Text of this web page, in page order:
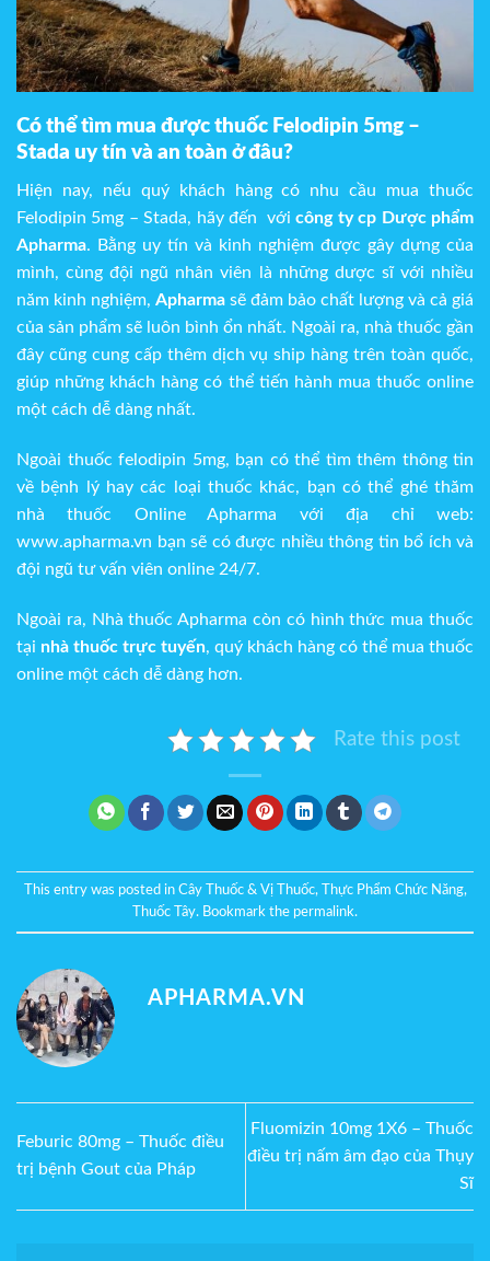
Có thể tìm mua được thuốc Felodipin 5mg –
Stada uy tín và an toàn ở đâu?
Hiện nay, nếu quý khách hàng có nhu cầu mua thuốc
Felodipin 5mg – Stada, hãy đến vớicông ty cp Dược phẩm
Apharma. Bằng uy tín và kinh nghiệm được gây dựng của
mình, cùng đội ngũ nhân viên là những dược sĩ với nhiều
năm kinh nghiệm, Apharma sẽ đảm bảo chất lượng và cả giá
của sản phẩm sẽ luôn bình ổn nhất. Ngoài ra, nhà thuốc gần
đây cũng cung cấp thêm dịch vụ ship hàng trên toàn quốc,
giúp những khách hàng có thể tiến hành mua thuốc online
một cách dễ dàng nhất.
Ngoài thuốc felodipin 5mg, bạn có thể tìm thêm thông tin
về bệnh lý hay các loại thuốc khác, bạn có thể ghé thăm
nhà thuốc Online Apharma với địa chỉ web:
www.apharma.vn bạn sẽ có được nhiều thông tin bổ ích và
đội ngũ tư vấn viên online 24/7.
Ngoài ra, Nhà thuốc Apharma còn có hình thức mua thuốc
tại nhà thuốc trực tuyến, quý khách hàng có thể mua thuốc
online một cách dễ dàng hơn.
Rate this post
This entry was posted in Cây Thuốc & Vị Thuốc, Thực Phẩm Chức Năng,
Thuốc Tây. Bookmark the permalink.
APHARMA.VN
Feburic 80mg – Thuốc điều
trị bệnh Gout của Pháp
Fluomizin 10mg 1X6 – Thuốc
điều trị nấm âm đạo của Thụy
Sĩ